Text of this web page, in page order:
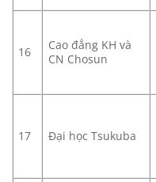
16
Cao đẳng KH và
CN Chosun
17 Đại học Tsukuba